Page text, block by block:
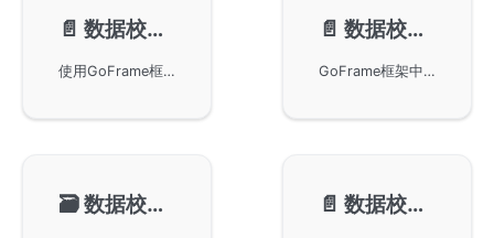
📄️ 数据校验-可选校验
使用GoFrame框架进行数据校验，尤其是针对可选校验规则的使用。当校验规则中不包含required时，可选校验规则不会强制校验空字符串或nil值。文档提供了多个实际代码示例，展示了在Go语言中通过GoFrame框架实现可选数据校验的过程和注意事项，适合开发者在项目中应用。
📄️ 数据校验-递归校验
GoFrame框架中数据校验组件的递归校验特性。通过示例代码展示了如何对结构体、切片及映射类型的数据进行嵌套校验，实现对复杂数据结构的有效验证。特别说明了在递归校验中空对象的处理方法，以及带有默认值的空对象将被视为已传递并被校验。
🗃️数据校验-自定义规则 📄️ 数据校验-自定义错误